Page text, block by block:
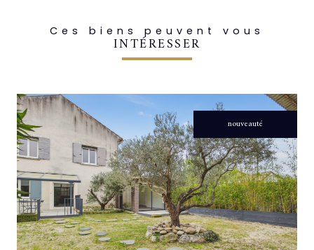
Ces biens peuvent vous
INTÉRESSER
nouveauté
voir le bien